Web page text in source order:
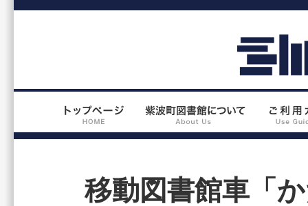
移動図書館車「